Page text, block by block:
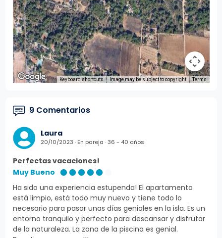
Keyboard shortcuts Image may be subject to copyright Terms
9 Comentarios
Laura
20/10/2023 · En pareja · 36 - 40 años
Perfectas vacaciones!
Muy Bueno
Ha sido una experiencia estupenda! El apartamento
está limpio, está todo muy nuevo y tiene todo lo
necesario para pasar unas días geniales en la isla. Es un
entorno tranquilo y perfecto para descansar y disfrutar
de la naturaleza. La zona de la piscina es genial.